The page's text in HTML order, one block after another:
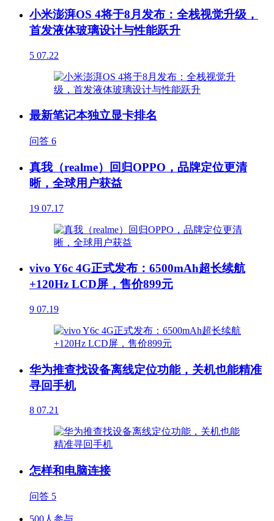
小米澎湃OS 4将于8月发布：全栈视觉升级，
首发液体玻璃设计与性能跃升
5 07.22
最新笔记本独立显卡排名
问答 6
真我（realme）回归OPPO，品牌定位更清
晰，全球用户获益
19 07.17
vivo Y6c 4G正式发布：6500mAh超长续航
+120Hz LCD屏，售价899元
9 07.19
华为推查找设备离线定位功能，关机也能精准
寻回手机
8 07.21
怎样和电脑连接
问答 5
500人参与